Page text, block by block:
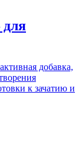
добавка,
к зачатию и